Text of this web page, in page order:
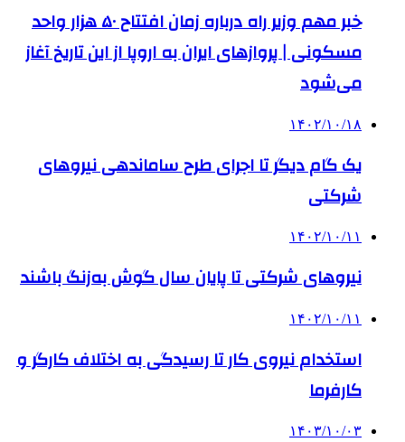
خبر مهم وزیر راه درباره زمان افتتاح ۵۰ هزار واحد
مسکونی | پروازهای ایران به اروپا از این تاریخ آغاز
می‌شود
۱۴۰۲/۱۰/۱۸
یک گام دیگر تا اجرای طرح ساماندهی نیروهای
شرکتی
۱۴۰۲/۱۰/۱۱
نیروهای شرکتی تا پایان سال گوش به‌زنگ باشند
۱۴۰۲/۱۰/۱۱
استخدام نیروی کار تا رسیدگی به اختلاف کارگر و
کارفرما
۱۴۰۳/۱۰/۰۳